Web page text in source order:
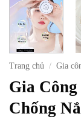
Trang chủ / Gia
Gia
Chống